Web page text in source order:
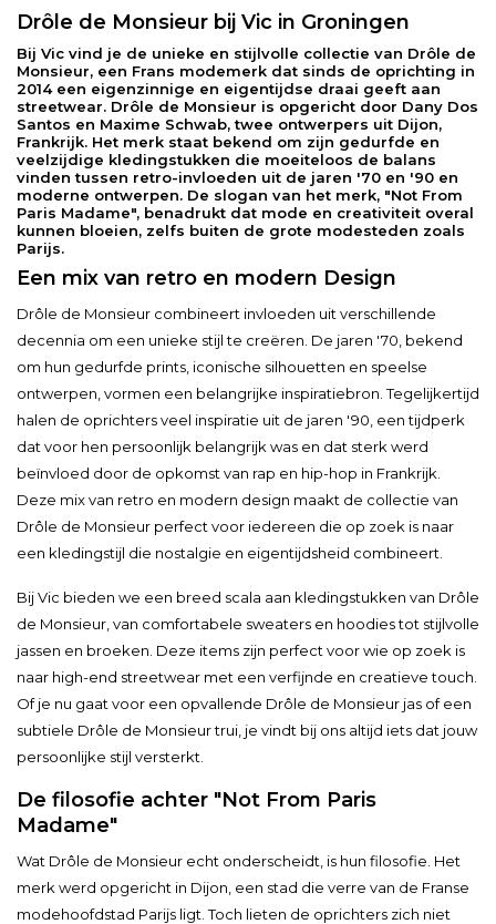
Drôle de Monsieur bij Vic in Groningen
Bij Vic vind je de unieke en stijlvolle collectie van Drôle de
Monsieur, een Frans modemerk dat sinds de oprichting in
2014 een eigenzinnige en eigentijdse draai geeft aan
streetwear. Drôle de Monsieur is opgericht door Dany Dos
Santos en Maxime Schwab, twee ontwerpers uit Dijon,
Frankrijk. Het merk staat bekend om zijn gedurfde en
veelzijdige kledingstukken die moeiteloos de balans
vinden tussen retro-invloeden uit de jaren '70 en '90 en
moderne ontwerpen. De slogan van het merk, "Not From
Paris Madame", benadrukt dat mode en creativiteit overal
kunnen bloeien, zelfs buiten de grote modesteden zoals
Parijs.
Een mix van retro en modern Design
Drôle de Monsieur combineert invloeden uit verschillende
decennia om een unieke stijl te creëren. De jaren '70, bekend
om hun gedurfde prints, iconische silhouetten en speelse
ontwerpen, vormen een belangrijke inspiratiebron. Tegelijkertijd
halen de oprichters veel inspiratie uit de jaren '90, een tijdperk
dat voor hen persoonlijk belangrijk was en dat sterk werd
beïnvloed door de opkomst van rap en hip-hop in Frankrijk.
Deze mix van retro en modern design maakt de collectie van
Drôle de Monsieur perfect voor iedereen die op zoek is naar
een kledingstijl die nostalgie en eigentijdsheid combineert.
Bij Vic bieden we een breed scala aan kledingstukken van Drôle
de Monsieur, van comfortabele sweaters en hoodies tot stijlvolle
jassen en broeken. Deze items zijn perfect voor wie op zoek is
naar high-end streetwear met een verfijnde en creatieve touch.
Of je nu gaat voor een opvallende Drôle de Monsieur jas of een
subtiele Drôle de Monsieur trui, je vindt bij ons altijd iets dat jouw
persoonlijke stijl versterkt.
De filosofie achter "Not From Paris
Madame"
Wat Drôle de Monsieur echt onderscheidt, is hun filosofie. Het
merk werd opgericht in Dijon, een stad die verre van de Franse
modehoofdstad Parijs ligt. Toch lieten de oprichters zich niet